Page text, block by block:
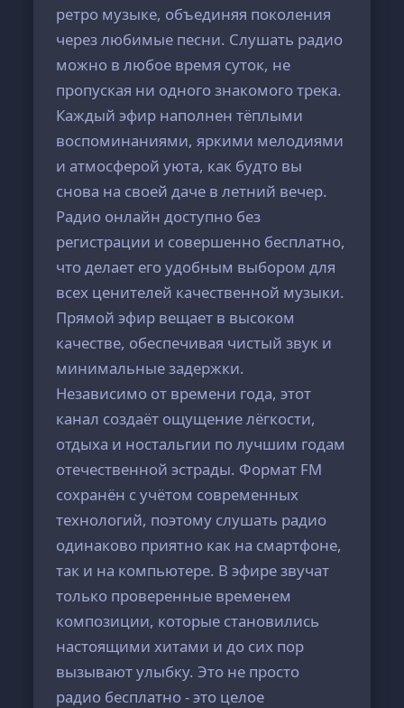
ретро музыке, объединяя поколения
через любимые песни. Слушать радио
можно в любое время суток, не
пропуская ни одного знакомого трека.
Каждый эфир наполнен тёплыми
воспоминаниями, яркими мелодиями
и атмосферой уюта, как будто вы
снова на своей даче в летний вечер.
Радио онлайн доступно без
регистрации и совершенно бесплатно,
что делает его удобным выбором для
всех ценителей качественной музыки.
Прямой эфир вещает в высоком
качестве, обеспечивая чистый звук и
минимальные задержки.
Независимо от времени года, этот
канал создаёт ощущение лёгкости,
отдыха и ностальгии по лучшим годам
отечественной эстрады. Формат FM
сохранён с учётом современных
технологий, поэтому слушать радио
одинаково приятно как на смартфоне,
так и на компьютере. В эфире звучат
только проверенные временем
композиции, которые становились
настоящими хитами и до сих пор
вызывают улыбку. Это не просто
радио бесплатно - это целое